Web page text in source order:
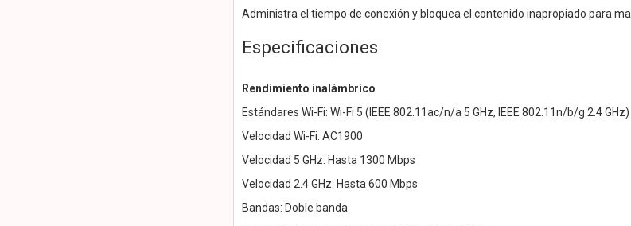
Administra el tiempo de conexión y bloquea el contenido inapropiado para
Especificaciones
Rendimiento inalámbrico
Estándares Wi-Fi: Wi-Fi 5 (IEEE 802.11ac/n/a 5 GHz, IEEE 802.11n/b/g 2.4 GHz)
Velocidad Wi-Fi: AC1900
Velocidad 5 GHz: Hasta 1300 Mbps
Velocidad 2.4 GHz: Hasta 600 Mbps
Bandas: Doble banda